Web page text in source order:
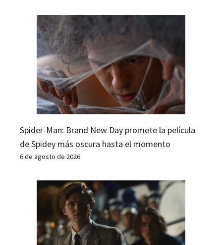
Spider-Man: Brand New Day promete la película
de Spidey más oscura hasta el momento
6 de agosto de 2026